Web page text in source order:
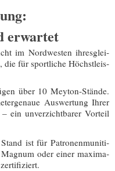
erwartet
im Nord­wes­ten ihres­glei­
die für sport­li­che Höchst­leis­
über 10 Mey­ton-Stän­de.
Aus­wer­tung Ihrer
ein unver­zicht­ba­rer Vor­teil
ist für Patro­nen­mu­ni­ti­
oder einer maxi­ma­
zertifiziert.